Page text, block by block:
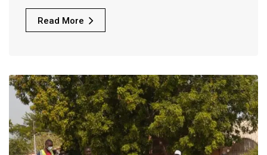
Read More